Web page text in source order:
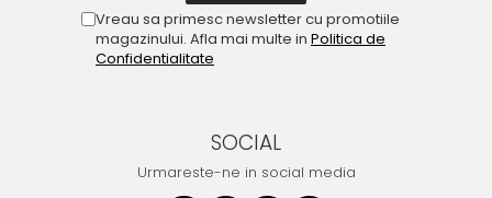
Vreau sa primesc newsletter cu promotiile
magazinului. Afla mai multe in Politica de
Confidentialitate
SOCIAL
Urmareste-ne in social media